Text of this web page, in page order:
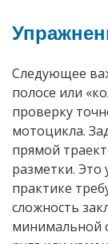
Следующее
полосе или
проверку
мотоцикла.
прямой
разметки. Это
практике
сложность
минимальной